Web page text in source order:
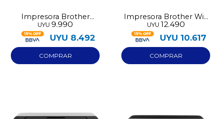
Impresora Brother
multifuncion DCP-T230
UYU 9.990
UYU 8.492
Impresora Brother Wifi
multifuncion DCP-T430
UYU 12.490
UYU 10.617